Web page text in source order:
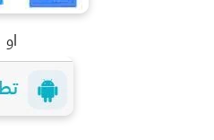
او